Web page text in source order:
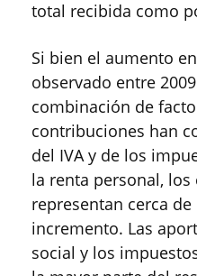
total recibida como
Si bien el aumento
observado entre
combinación de
contribuciones han
del IVA y de los
la renta personal,
representan cerca
incremento. Las
social y los